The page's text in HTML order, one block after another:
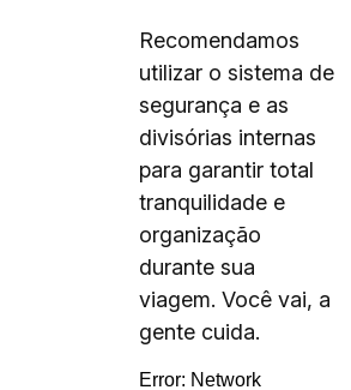
Recomendamos
utilizar o sistema de
segurança e as
divisórias internas
para garantir total
tranquilidade e
organização
durante sua
viagem. Você vai, a
gente cuida.
Error: Network